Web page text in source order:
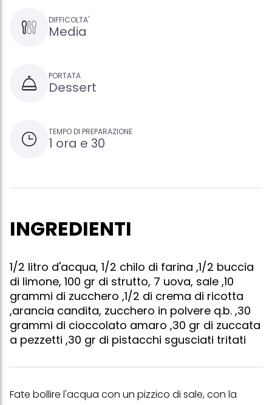
DIFFICOLTA'
Media
PORTATA
Dessert
TEMPO DI PREPARAZIONE
1 ora e 30
INGREDIENTI
1/2 litro d'acqua, 1/2 chilo di farina ,1/2 buccia
di limone, 100 gr di strutto, 7 uova, sale ,10
grammi di zucchero ,1/2 di crema di ricotta
,arancia candita, zucchero in polvere q.b. ,30
grammi di cioccolato amaro ,30 gr di zuccata
a pezzetti ,30 gr di pistacchi sgusciati tritati
Fate bollire l'acqua con un pizzico di sale, con la